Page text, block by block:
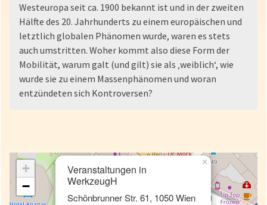
Westeuropa seit ca. 1900 bekannt ist und in der zweiten
Hälfte des 20. Jahrhunderts zu einem europäischen und
letztlich globalen Phänomen wurde, waren es stets
auch umstritten. Woher kommt also diese Form der
Mobilität, warum galt (und gilt) sie als ‚weiblich‘, wie
wurde sie zu einem Massenphänomen und woran
entzündeten sich Kontroversen?
Veranstaltungen in
WerkzeugH
Schönbrunner Str. 61, 1050 Wien
×
+
−